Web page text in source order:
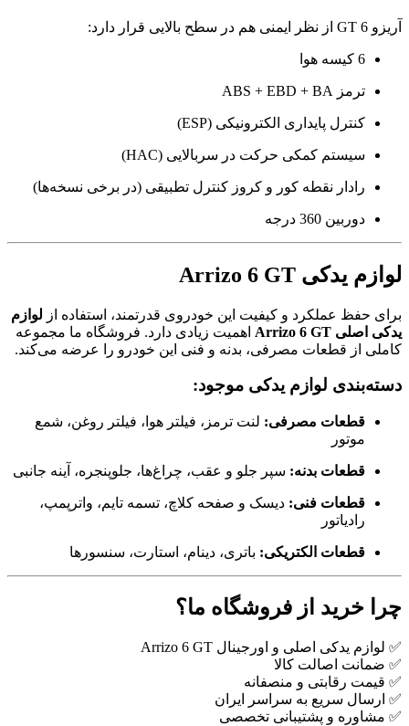
آریزو 6 GT از نظر ایمنی هم در سطح بالایی قرار دارد:
6 کیسه هوا
ترمز ABS + EBD + BA
کنترل پایداری الکترونیکی (ESP)
سیستم کمکی حرکت در سربالایی (HAC)
رادار نقطه کور و کروز کنترل تطبیقی (در برخی نسخه‌ها)
دوربین 360 درجه
لوازم یدکی Arrizo 6 GT
برای حفظ عملکرد و کیفیت این خودروی قدرتمند، استفاده از لوازم
یدکی اصلی Arrizo 6 GT
اهمیت زیادی دارد. فروشگاه ما مجموعه
کاملی از قطعات مصرفی، بدنه و فنی این خودرو را عرضه می‌کند.
دسته‌بندی لوازم یدکی موجود:
قطعات مصرفی: لنت ترمز، فیلتر هوا، فیلتر روغن، شمع
موتور
قطعات بدنه: سپر جلو و عقب، چراغ‌ها، جلوپنجره، آینه جانبی
قطعات فنی: دیسک و صفحه کلاچ، تسمه تایم، واترپمپ،
رادیاتور
قطعات الکتریکی: باتری، دینام، استارت، سنسورها
چرا خرید از فروشگاه ما؟
✅ لوازم یدکی اصلی و اورجینال Arrizo 6 GT
✅ ضمانت اصالت کالا
✅ قیمت رقابتی و منصفانه
✅ ارسال سریع به سراسر ایران
✅ مشاوره و پشتیبانی تخصصی